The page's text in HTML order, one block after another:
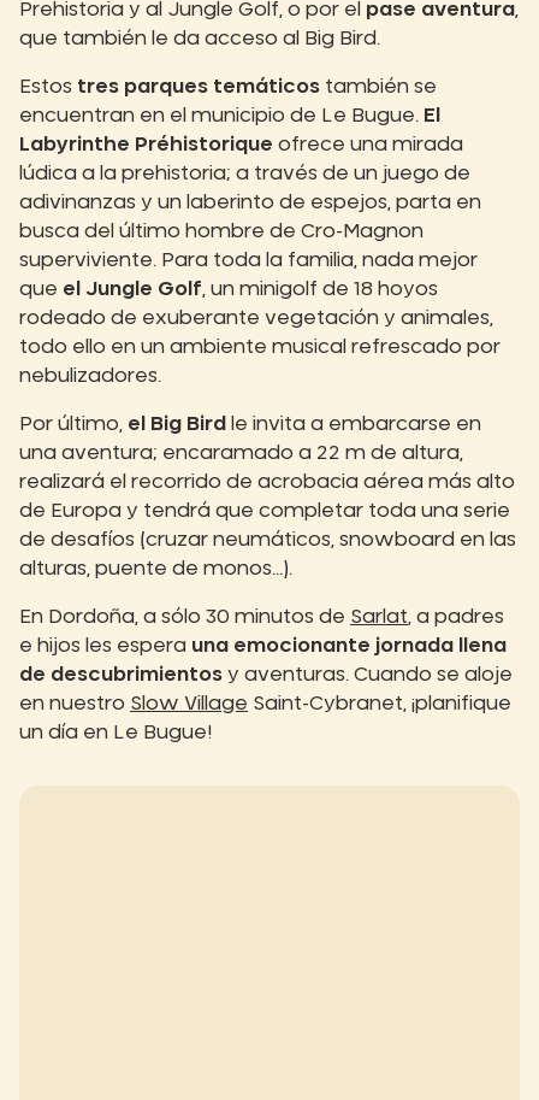
Prehistoria y al Jungle Golf, o por el pase aventura
que también le da acceso al Big Bird.
Estos tres parques temáticos también se
encuentran en el municipio de Le Bugue. El
Labyrinthe Préhistorique ofrece una mirada
lúdica a la prehistoria; a través de un juego de
adivinanzas y un laberinto de espejos, parta en
busca del último hombre de Cro-Magnon
superviviente. Para toda la familia, nada mejor
que el Jungle Golf , un minigolf de 18 hoyos
rodeado de exuberante vegetación y animales,
todo ello en un ambiente musical refrescado por
nebulizadores.
Por último, el Big Bird
le invita a embarcarse en
una aventura; encaramado a 22 m de altura,
realizará el recorrido de acrobacia aérea más alto
de Europa y tendrá que completar toda una serie
de desafíos (cruzar neumáticos, snowboard en las
alturas, puente de monos...).
En Dordoña, a sólo 30 minutos de Sarlat , a padres
e hijos les espera una emocionante jornada llena
de descubrimientos y aventuras. Cuando se aloje
en nuestro Slow Village Saint-Cybranet, ¡planifique
un día en Le Bugue!